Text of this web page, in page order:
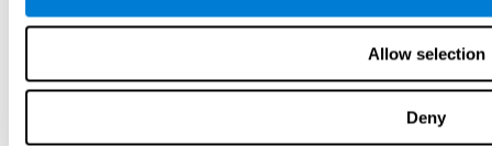
Allow selection
Deny